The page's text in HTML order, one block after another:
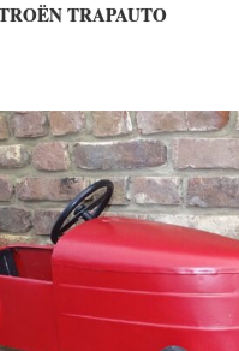
TRAPAUTO